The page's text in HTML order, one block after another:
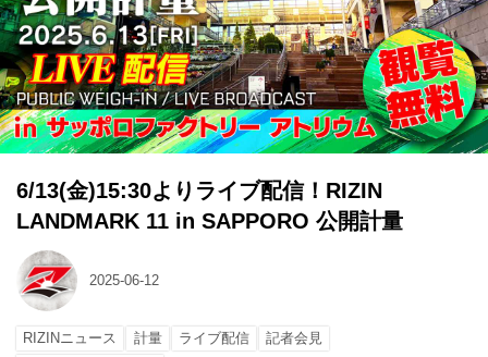
6/13(金)15:30よりライブ配信！RIZIN
LANDMARK 11 in SAPPORO 公開計量
2025-06-12
RIZINニュース 計量 ライブ配信
記者会見